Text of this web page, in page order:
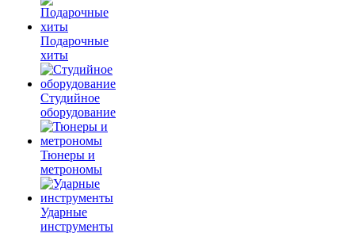
Подарочные
хиты
Студийное
оборудование
Тюнеры и
метрономы
Ударные
инструменты